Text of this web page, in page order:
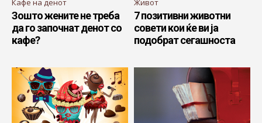
Кафе на денот
Зошто жените не треба
да го започнат денот со
кафе?
Живот
7 позитивни животни
совети кои ќе ви ја
подобрат сегашноста